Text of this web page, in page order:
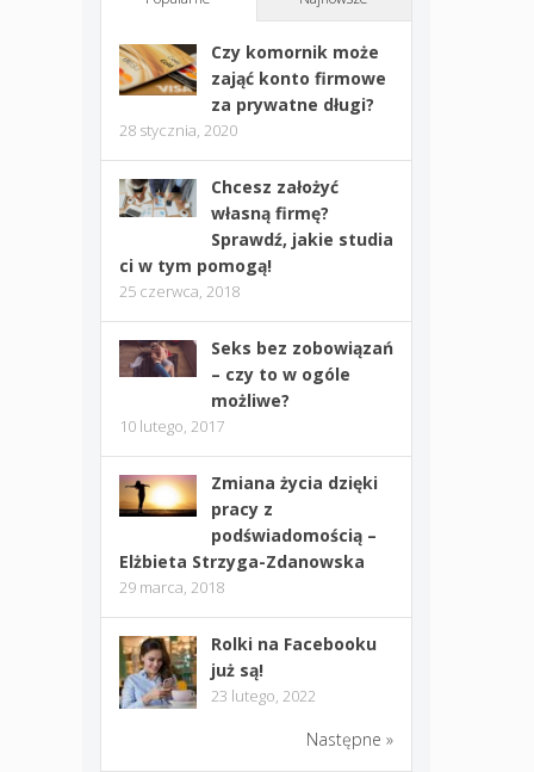
Czy komornik może
zająć konto firmowe
za prywatne długi?
28 stycznia, 2020
Chcesz założyć
własną firmę?
Sprawdź, jakie studia
ci w tym pomogą!
25 czerwca, 2018
Seks bez zobowiązań
– czy to w ogóle
możliwe?
10 lutego, 2017
Zmiana życia dzięki
pracy z
podświadomością –
Elżbieta Strzyga-Zdanowska
29 marca, 2018
Rolki na Facebooku
już są!
23 lutego, 2022
Następne »